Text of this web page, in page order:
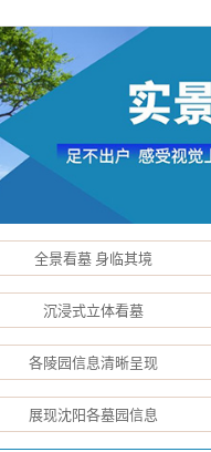
全景看墓 身临其境
沉浸式立体看墓
各陵园信息清晰呈现
展现沈阳各墓园信息